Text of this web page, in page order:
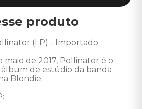
produto
(LP) - Importado
maio de 2017, Pollinator é o
de estúdio da banda
Blondie.